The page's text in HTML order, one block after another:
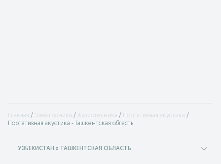
Главная Электроника Аудиотехника
Портативная акустика
Портативная акустика - Ташкентская область
УЗБЕКИСТАН » ТАШКЕНТСКАЯ ОБЛАСТЬ